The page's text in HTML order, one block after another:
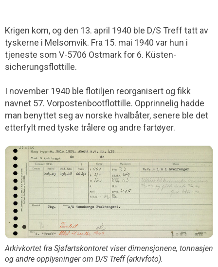
Krigen kom, og den 13. april 1940 ble D/S Treff tatt av
tyskerne i Melsomvik. Fra 15. mai 1940 var hun i
tjeneste som V-5706 Ostmark for 6. Küsten­
sicherungs­flottille.
I november 1940 ble flotiljen reorganisert og fikk
navnet 57. Vorposten­boot­flottille. Opprinnelig hadde
man benyttet seg av norske hvalbåter, senere ble det
etterfylt med tyske trålere og andre fartøyer.
Arkivkortet fra Sjøfartskontoret viser dimensjonene, tonnasjen
og andre opplysninger om D/S Treff (arkivfoto).